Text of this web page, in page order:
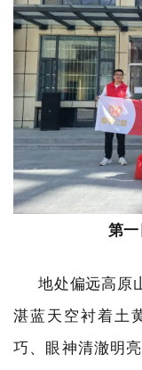
第一
地处偏远高原
湛蓝天空衬着土
巧、眼神清澈明